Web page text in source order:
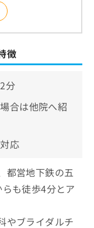
徴
分
合は他院へ紹
応
都営地下鉄の五
も徒歩4分とア
やブライダルチ